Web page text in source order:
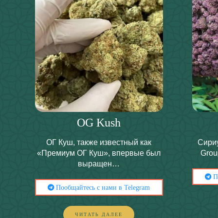
OG Kush
ОГ Куш, также известный как
«Премиум ОГ Куш», впервые был
выращен…
Пообщайтесь с нами в Telegram
ЧИТАТЬ ДАЛЕЕ